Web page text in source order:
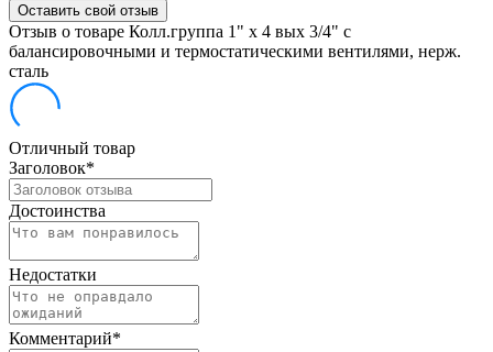
Оставить свой отзыв
Отзыв о товаре Колл.группа 1" х 4 вых 3/4" с
балансировочными и термостатическими вентилями, нерж.
сталь
Отличный товар
Заголовок*
Достоинства
Недостатки
Комментарий*